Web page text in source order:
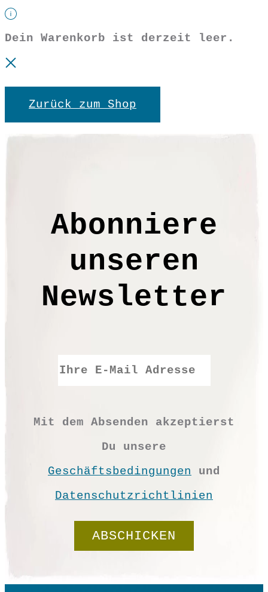
Dein Warenkorb ist derzeit leer.
Zurück zum Shop
Abonniere
unseren
Newsletter
Mit dem Absenden akzeptierst
Du unsere
Geschäftsbedingungen und
Datenschutzrichtlinien